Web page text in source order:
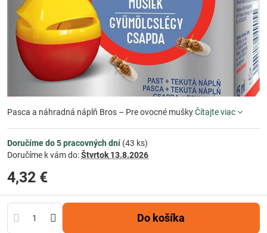
Pasca a náhradná náplň Bros – Pre ovocné muškyČítajte viac
Doručíme do 5 pracovných dní(43 ks)
Doručíme k vám do:Štvrtok 13.8.2026
4,32 €
Do košíka